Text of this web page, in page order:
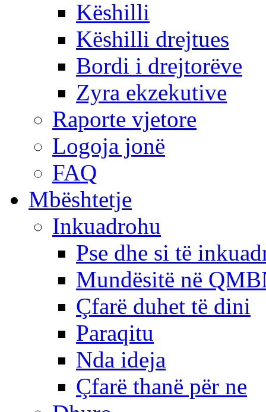
Këshilli
Këshilli drejtues
Bordi i drejtorëve
Zyra ekzekutive
Raporte vjetore
Logoja jonë
FAQ
Mbështetje
Inkuadrohu
Pse dhe si të
Mundësitë në
Çfarë duhet të dini
Paraqitu
Nda ideja
Çfarë thanë për ne